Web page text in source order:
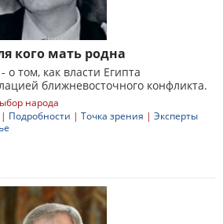
кого мать родна
о том, как власти Египта
ближневосточного конфликта.
народа
| Подробности | Точка зрения | Эксперты